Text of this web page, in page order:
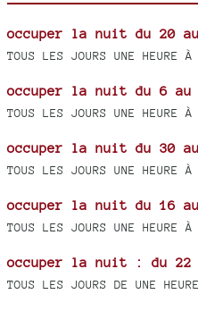
occuper la nuit du 20
TOUS LES JOURS UNE HEURE
occuper la nuit du 6
TOUS LES JOURS UNE HEURE À
occuper la nuit du 30
TOUS LES JOURS UNE HEURE À
occuper la nuit du 16
TOUS LES JOURS UNE HEURE À
occuper la nuit : du 22
TOUS LES JOURS DE UNE